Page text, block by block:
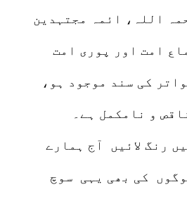
اللہ، ائمہ مجتہدین
امت اور پوری امت
کی سند موجود ہو،
و نامکمل ہے۔
کی بھی یہی سوچ